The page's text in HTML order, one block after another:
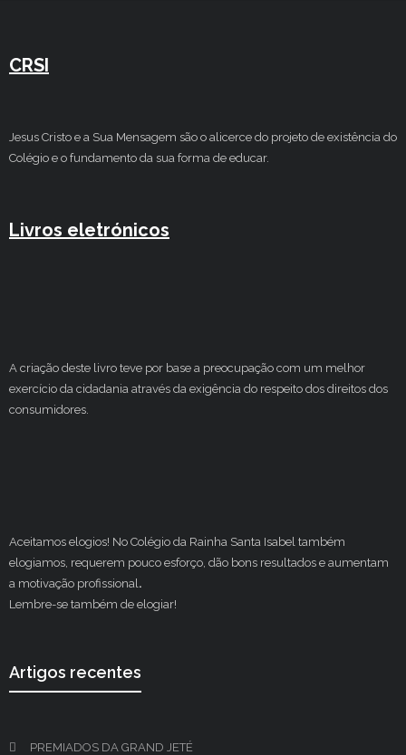
Contactos
CRSI
Jesus Cristo e a Sua Mensagem são o alicerce do projeto de existência do
Colégio e o fundamento da sua forma de educar.
Livros eletrónicos
A criação deste livro teve por base a preocupação com um melhor
exercício da cidadania através da exigência do respeito dos direitos dos
consumidores.
Aceitamos elogios! No Colégio da Rainha Santa Isabel também
elogiamos, requerem pouco esforço, dão bons resultados e aumentam
a motivação profissional.
Lembre-se também de elogiar!
Artigos recentes
PREMIADOS DA GRAND JETÉ